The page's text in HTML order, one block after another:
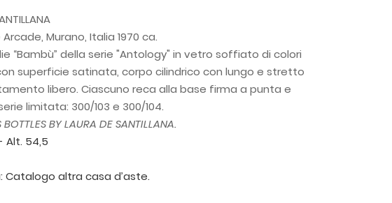
Murano, Italia 1970 ca.
“Bambù” della serie "Antology" in vetro soffiato di colori
superficie satinata, corpo cilindrico con lungo e stretto
libero. Ciascuno reca alla base firma a punta e
limitata: 300/103 e 300/104.
BY LAURA DE SANTILLANA.
Alt. 54,5
Catalogo altra casa d’aste.